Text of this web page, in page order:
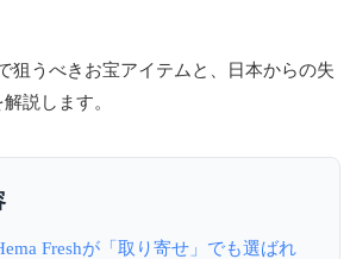
狙うべきお宝アイテムと、日本からの失
説します。
Freshが「取り寄せ」でも選ばれ